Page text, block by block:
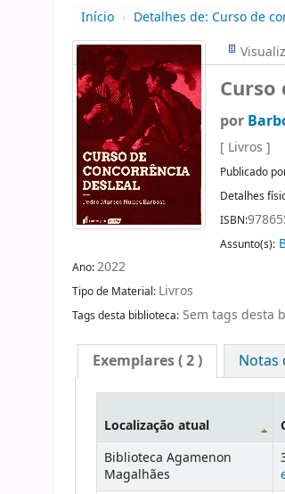
Início › Detalhes de: Curso de
por
[ Livros ]
Publicado
Detalhes
ISBN:
Assunto(s):
Ano:2022
Tipo de Material: Livros
Tags desta biblioteca: Sem tags desta
Exemplares( 2 ) Notas
Localização atual
Biblioteca Agamenon
Magalhães